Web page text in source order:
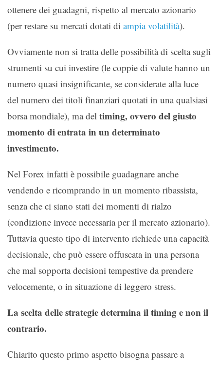
ottenere dei guadagni, rispetto al mercato azionario
(per restare su mercati dotati di ampia volatilità).
Ovviamente non si tratta delle possibilità di scelta sugli
strumenti su cui investire (le coppie di valute hanno un
numero quasi insignificante, se considerate alla luce
del numero dei titoli finanziari quotati in una qualsiasi
borsa mondiale), ma del timing, ovvero del giusto
momento di entrata in un determinato
investimento.
Nel Forex infatti è possibile guadagnare anche
vendendo e ricomprando in un momento ribassista,
senza che ci siano stati dei momenti di rialzo
(condizione invece necessaria per il mercato azionario).
Tuttavia questo tipo di intervento richiede una capacità
decisionale, che può essere offuscata in una persona
che mal sopporta decisioni tempestive da prendere
velocemente, o in situazione di leggero stress.
La scelta delle strategie determina il timing e non il
contrario.
Chiarito questo primo aspetto bisogna passare a